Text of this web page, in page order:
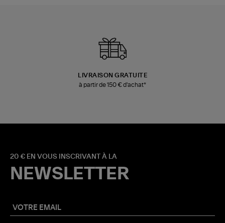
LIVRAISON GRATUITE
à partir de 150 € d'achat*
20 € EN VOUS INSCRIVANT À LA
NEWSLETTER